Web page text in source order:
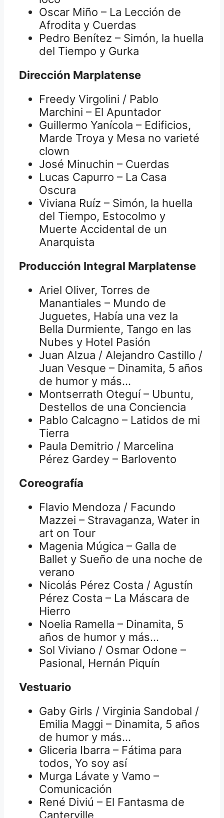
Oscar Miño – La Lección de
Afrodita y Cuerdas
Pedro Benítez – Simón, la huella
del Tiempo y Gurka
Dirección Marplatense
Freedy Virgolini / Pablo
Marchini – El Apuntador
Guillermo Yanícola – Edificios,
Marde Troya y Mesa no varieté
clown
José Minuchin – Cuerdas
Lucas Capurro – La Casa
Oscura
Viviana Ruíz – Simón, la huella
del Tiempo, Estocolmo y
Muerte Accidental de un
Anarquista
Producción Integral Marplatense
Ariel Oliver, Torres de
Manantiales – Mundo de
Juguetes, Había una vez la
Bella Durmiente, Tango en las
Nubes y Hotel Pasión
Juan Alzua / Alejandro Castillo /
Juan Vesque – Dinamita, 5 años
de humor y más…
Montserrath Oteguí – Ubuntu,
Destellos de una Conciencia
Pablo Calcagno – Latidos de mi
Tierra
Paula Demitrio / Marcelina
Pérez Gardey – Barlovento
Coreografía
Flavio Mendoza / Facundo
Mazzei – Stravaganza, Water in
art on Tour
Magenia Múgica – Galla de
Ballet y Sueño de una noche de
verano
Nicolás Pérez Costa / Agustín
Pérez Costa – La Máscara de
Hierro
Noelia Ramella – Dinamita, 5
años de humor y más…
Sol Viviano / Osmar Odone –
Pasional, Hernán Piquín
Vestuario
Gaby Girls / Virginia Sandobal /
Emilia Maggi – Dinamita, 5 años
de humor y más…
Gliceria Ibarra – Fátima para
todos, Yo soy así
Murga Lávate y Vamo –
Comunicación
René Diviú – El Fantasma de
Canterville